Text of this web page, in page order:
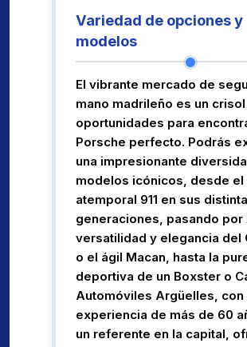
Variedad de opciones y
modelos
El vibrante mercado de
mano madrileño es un
oportunidades para
Porsche perfecto. Podrás
una impresionante
modelos icónicos, desde el
atemporal 911 en sus
generaciones, pasando por
versatilidad y elegancia del
o el ágil Macan, hasta la
deportiva de un Boxster o
Automóviles Argüelles, con
experiencia de más de 60
un referente en la capital,